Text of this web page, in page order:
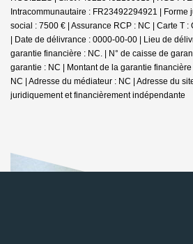
Intracommunautaire : FR23492294921 | Forme
social : 7500 € | Assurance RCP : NC | Carte T :
| Date de délivrance : 0000-00-00 | Lieu de
garantie financière : NC. | N° de caisse de
garantie : NC | Montant de la garantie
NC | Adresse du médiateur : NC | Adresse du
juridiquement et financièrement indépendante